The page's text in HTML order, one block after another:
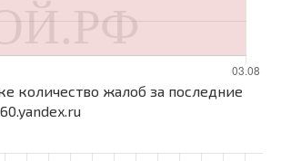
количество жалоб за последние